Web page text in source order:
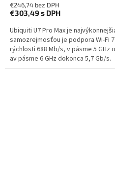
€246,74 bez DPH
€303,49 s DPH
Ubiquiti U7 Pro Max je
samozrejmosťou je podpora Wi-Fi
rýchlosti 688 Mb/s, v pásme 5
av pásme 6 GHz dokonca 5,7 Gb/s.